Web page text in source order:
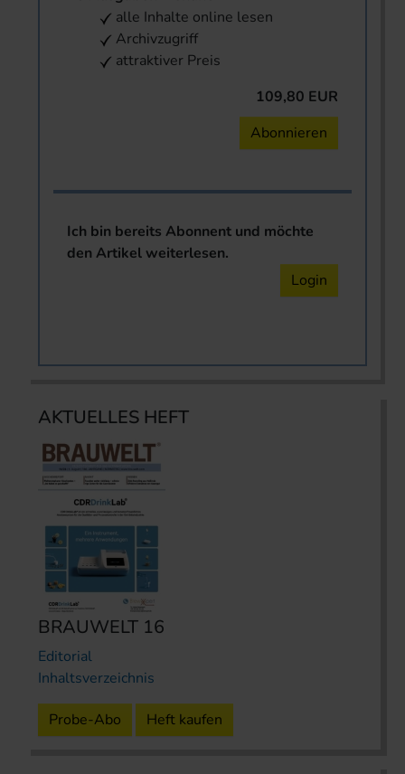
alle Inhalte online lesen
Archivzugriff
attraktiver Preis
109,80 EUR
Abonnieren
Ich bin bereits Abonnent und möchte
den Artikel weiterlesen.
Login
AKTUELLES HEFT
BRAUWELT 16
Editorial
Inhaltsverzeichnis
Probe-Abo Heft kaufen